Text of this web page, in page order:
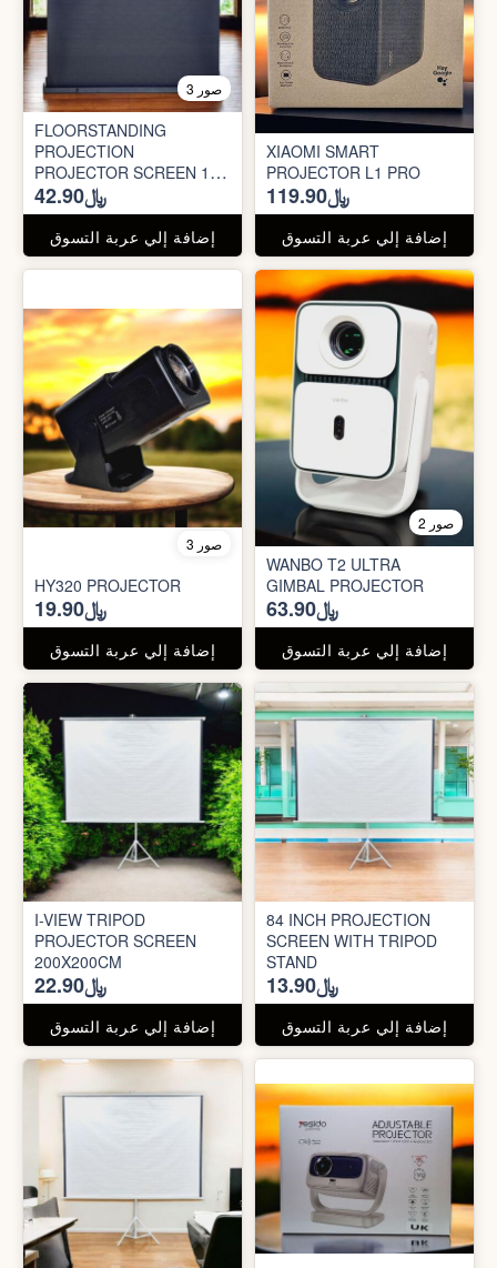
3 صور
FLOORSTANDING
PROJECTION
PROJECTOR SCREEN 100
INCH ﷼42.90
إضافة إلي عربة التسوق
XIAOMI SMART
PROJECTOR L1 PRO
﷼119.90
إضافة إلي عربة التسوق
3 صور
HY320 PROJECTOR
﷼19.90
إضافة إلي عربة التسوق
2 صور
WANBO T2 ULTRA
GIMBAL PROJECTOR
﷼63.90
إضافة إلي عربة التسوق
I-VIEW TRIPOD
PROJECTOR SCREEN
200X200CM
﷼22.90
إضافة إلي عربة التسوق
84 INCH PROJECTION
SCREEN WITH TRIPOD
STAND
﷼13.90
إضافة إلي عربة التسوق